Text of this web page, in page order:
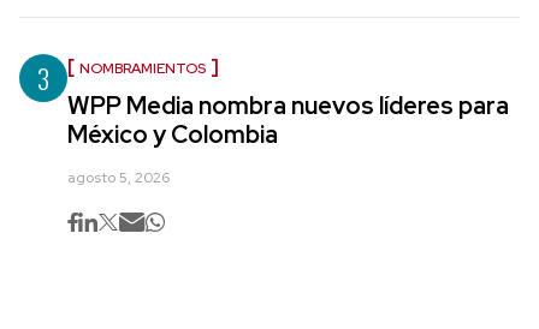
3 NOMBRAMIENTOS
WPP Media nombra nuevos líderes para
México y Colombia
agosto 5, 2026